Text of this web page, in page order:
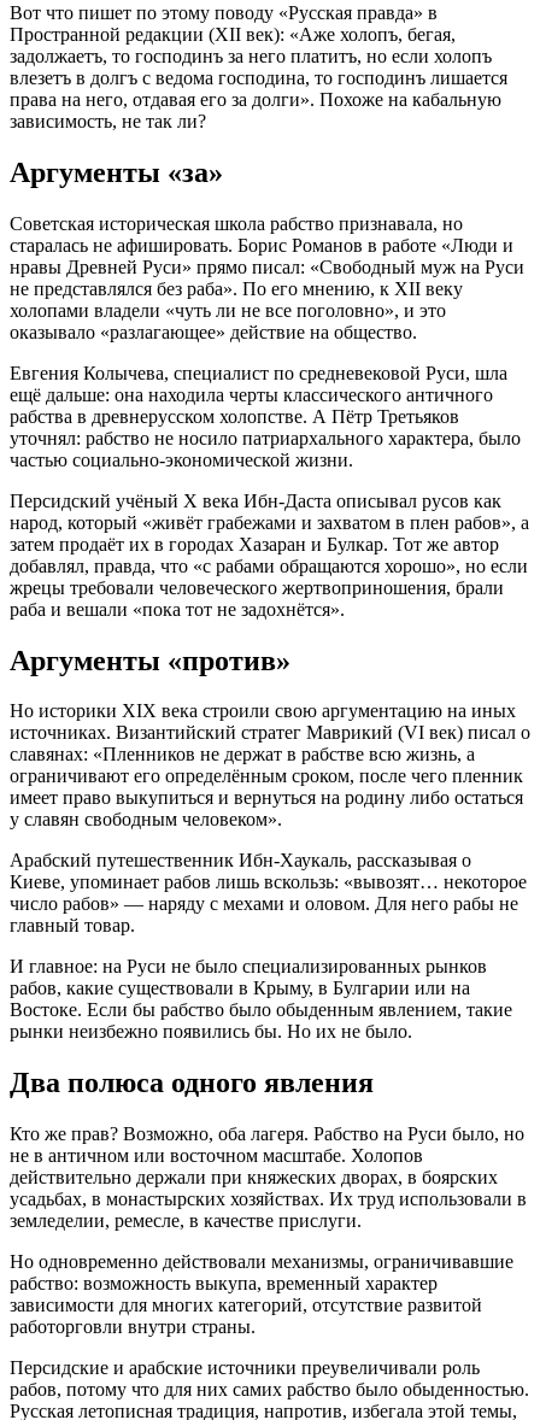
Вот что пишет по этому поводу «Русская правда» в
Пространной редакции (XII век): «Аже холопъ, бегая,
задолжаетъ, то господинъ за него платитъ, но если холопъ
влезетъ в долгъ с ведома господина, то господинъ лишается
права на него, отдавая его за долги». Похоже на кабальную
зависимость, не так ли?
Аргументы «за»
Советская историческая школа рабство признавала, но
старалась не афишировать. Борис Романов в работе «Люди и
нравы Древней Руси» прямо писал: «Свободный муж на Руси
не представлялся без раба». По его мнению, к XII веку
холопами владели «чуть ли не все поголовно», и это
оказывало «разлагающее» действие на общество.
Евгения Колычева, специалист по средневековой Руси, шла
ещё дальше: она находила черты классического античного
рабства в древнерусском холопстве. А Пётр Третьяков
уточнял: рабство не носило патриархального характера, было
частью социально-экономической жизни.
Персидский учёный X века Ибн-Даста описывал русов как
народ, который «живёт грабежами и захватом в плен рабов», а
затем продаёт их в городах Хазаран и Булкар. Тот же автор
добавлял, правда, что «с рабами обращаются хорошо», но если
жрецы требовали человеческого жертвоприношения, брали
раба и вешали «пока тот не задохнётся».
Аргументы «против»
Но историки XIX века строили свою аргументацию на иных
источниках. Византийский стратег Маврикий (VI век) писал о
славянах: «Пленников не держат в рабстве всю жизнь, а
ограничивают его определённым сроком, после чего пленник
имеет право выкупиться и вернуться на родину либо остаться
у славян свободным человеком».
Арабский путешественник Ибн-Хаукаль, рассказывая о
Киеве, упоминает рабов лишь вскользь: «вывозят… некоторое
число рабов» — наряду с мехами и оловом. Для него рабы не
главный товар.
И главное: на Руси не было специализированных рынков
рабов, какие существовали в Крыму, в Булгарии или на
Востоке. Если бы рабство было обыденным явлением, такие
рынки неизбежно появились бы. Но их не было.
Два полюса одного явления
Кто же прав? Возможно, оба лагеря. Рабство на Руси было, но
не в античном или восточном масштабе. Холопов
действительно держали при княжеских дворах, в боярских
усадьбах, в монастырских хозяйствах. Их труд использовали в
земледелии, ремесле, в качестве прислуги.
Но одновременно действовали механизмы, ограничивавшие
рабство: возможность выкупа, временный характер
зависимости для многих категорий, отсутствие развитой
работорговли внутри страны.
Персидские и арабские источники преувеличивали роль
рабов, потому что для них самих рабство было обыденностью.
Русская летописная традиция, напротив, избегала этой темы,